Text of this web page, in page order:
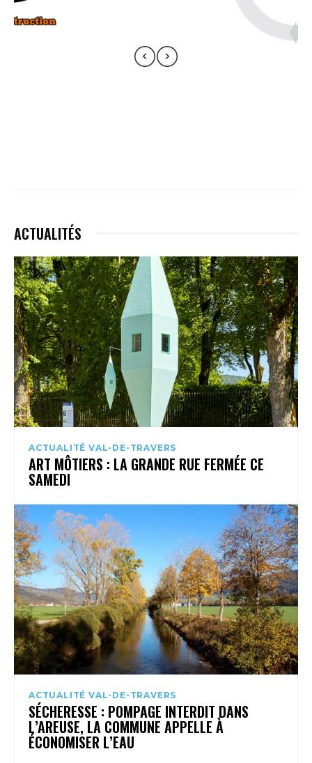
ACTUALITÉS
ACTUALITÉ VAL-DE-TRAVERS
ART MÔTIERS : LA GRANDE RUE FERMÉE CE
SAMEDI
ACTUALITÉ VAL-DE-TRAVERS
SÉCHERESSE : POMPAGE INTERDIT DANS
L’AREUSE, LA COMMUNE APPELLE À
ÉCONOMISER L’EAU